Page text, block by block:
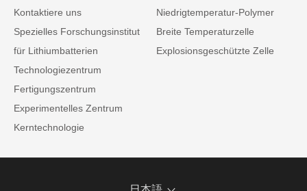
Kontaktiere uns
Spezielles Forschungsinstitut
für Lithiumbatterien
Technologiezentrum
Fertigungszentrum
Experimentelles Zentrum
Kerntechnologie
Niedrigtemperatur-Polymer
Breite Temperaturzelle
Explosionsgeschützte Zelle